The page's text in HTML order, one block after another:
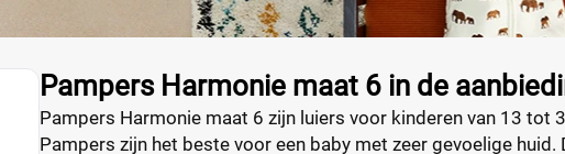
Pampers Harmonie maat 6 in de
Pampers Harmonie maat 6 zijn luiers voor kinderen van 13
Pampers zijn het beste voor een baby met zeer gevoelige